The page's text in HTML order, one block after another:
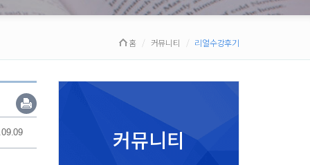
홈 커뮤니티 리얼수강후기
커뮤니티